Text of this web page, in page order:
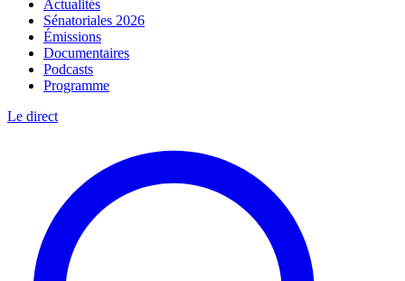
Actualités
Sénatoriales 2026
Émissions
Documentaires
Podcasts
Programme
Le direct